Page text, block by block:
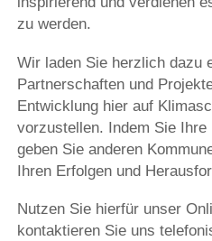
zu werden.
Wir laden Sie herzlich dazu
Partnerschaften und
Entwicklung hier auf
vorzustellen. Indem Sie Ihre
geben Sie anderen
Ihren Erfolgen und
Nutzen Sie hierfür unser
kontaktieren Sie uns